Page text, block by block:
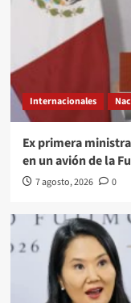
Internacionales
Ex primera
en un avión de la
7 agosto, 2026 0